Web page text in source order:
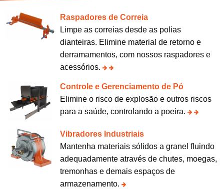
Raspadores de Correia
Limpe as correias desde as polias
dianteiras. Elimine material de retorno e
derramamentos, com nossos raspadores e
acessórios.
Controle e Gerenciamento de Pó
Elimine o risco de explosão e outros riscos
para a saúde, controlando a poeira.
Vibradores Industriais
Mantenha materiais sólidos a granel fluindo
adequadamente através de chutes, moegas,
tremonhas e demais espaços de
armazenamento.